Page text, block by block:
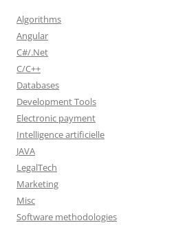
Algorithms
Angular
C#/.Net
C/C++
Databases
Development Tools
Electronic payment
Intelligence artificielle
JAVA
LegalTech
Marketing
Misc
Software methodologies